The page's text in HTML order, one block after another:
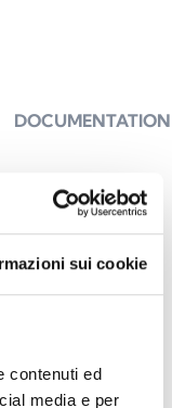
sui cookie
contenuti ed
media e per
DOCUMENTATION